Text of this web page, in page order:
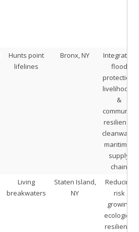
Hunts point
lifelines
Bronx, NY
Integrated
flood
protection,
livelihoods
&
community
resilience,
cleanways,
maritime -
supply
chain
Living
breakwaters
Staten Island,
NY
Reducing
risk
growing
ecological
resiliency